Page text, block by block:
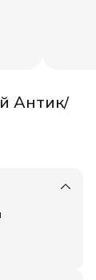
Антик/